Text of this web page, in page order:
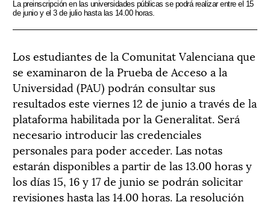
La preinscripción en las universidades públicas se podrá realizar entre el 15
de junio y el 3 de julio hasta las 14.00 horas.
Los estudiantes de la Comunitat Valenciana que
se examinaron de la Prueba de Acceso a la
Universidad (PAU) podrán consultar sus
resultados este viernes 12 de junio a través de la
plataforma habilitada por la Generalitat. Será
necesario introducir las credenciales
personales para poder acceder. Las notas
estarán disponibles a partir de las 13.00 horas y
los días 15, 16 y 17 de junio se podrán solicitar
revisiones hasta las 14.00 horas. La resolución